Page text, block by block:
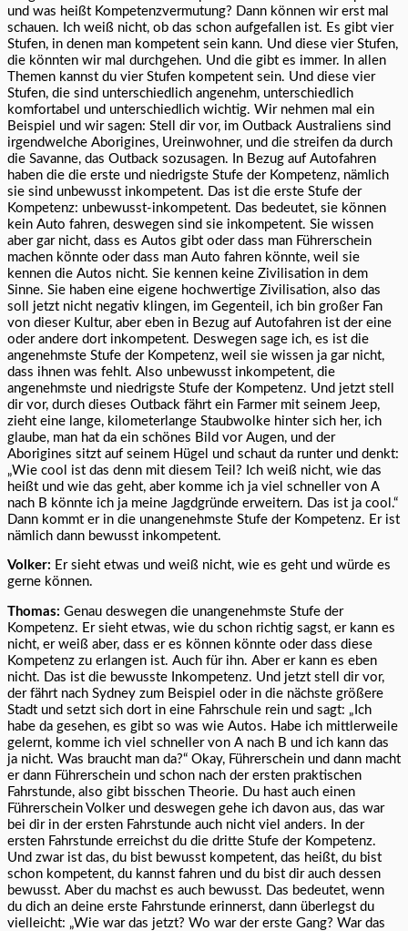
und was heißt Kompetenzvermutung? Dann können wir erst mal
schauen. Ich weiß nicht, ob das schon aufgefallen ist. Es gibt vier
Stufen, in denen man kompetent sein kann. Und diese vier Stufen,
die könnten wir mal durchgehen. Und die gibt es immer. In allen
Themen kannst du vier Stufen kompetent sein. Und diese vier
Stufen, die sind unterschiedlich angenehm, unterschiedlich
komfortabel und unterschiedlich wichtig. Wir nehmen mal ein
Beispiel und wir sagen: Stell dir vor, im Outback Australiens sind
irgendwelche Aborigines, Ureinwohner, und die streifen da durch
die Savanne, das Outback sozusagen. In Bezug auf Autofahren
haben die die erste und niedrigste Stufe der Kompetenz, nämlich
sie sind unbewusst inkompetent. Das ist die erste Stufe der
Kompetenz: unbewusst-inkompetent. Das bedeutet, sie können
kein Auto fahren, deswegen sind sie inkompetent. Sie wissen
aber gar nicht, dass es Autos gibt oder dass man Führerschein
machen könnte oder dass man Auto fahren könnte, weil sie
kennen die Autos nicht. Sie kennen keine Zivilisation in dem
Sinne. Sie haben eine eigene hochwertige Zivilisation, also das
soll jetzt nicht negativ klingen, im Gegenteil, ich bin großer Fan
von dieser Kultur, aber eben in Bezug auf Autofahren ist der eine
oder andere dort inkompetent. Deswegen sage ich, es ist die
angenehmste Stufe der Kompetenz, weil sie wissen ja gar nicht,
dass ihnen was fehlt. Also unbewusst inkompetent, die
angenehmste und niedrigste Stufe der Kompetenz. Und jetzt stell
dir vor, durch dieses Outback fährt ein Farmer mit seinem Jeep,
zieht eine lange, kilometerlange Staubwolke hinter sich her, ich
glaube, man hat da ein schönes Bild vor Augen, und der
Aborigines sitzt auf seinem Hügel und schaut da runter und denkt:
„Wie cool ist das denn mit diesem Teil? Ich weiß nicht, wie das
heißt und wie das geht, aber komme ich ja viel schneller von A
nach B könnte ich ja meine Jagdgründe erweitern. Das ist ja cool.“
Dann kommt er in die unangenehmste Stufe der Kompetenz. Er ist
nämlich dann bewusst inkompetent.
Volker: Er sieht etwas und weiß nicht, wie es geht und würde es
gerne können.
Thomas: Genau deswegen die unangenehmste Stufe der
Kompetenz. Er sieht etwas, wie du schon richtig sagst, er kann es
nicht, er weiß aber, dass er es können könnte oder dass diese
Kompetenz zu erlangen ist. Auch für ihn. Aber er kann es eben
nicht. Das ist die bewusste Inkompetenz. Und jetzt stell dir vor,
der fährt nach Sydney zum Beispiel oder in die nächste größere
Stadt und setzt sich dort in eine Fahrschule rein und sagt: „Ich
habe da gesehen, es gibt so was wie Autos. Habe ich mittlerweile
gelernt, komme ich viel schneller von A nach B und ich kann das
ja nicht. Was braucht man da?“ Okay, Führerschein und dann macht
er dann Führerschein und schon nach der ersten praktischen
Fahrstunde, also gibt bisschen Theorie. Du hast auch einen
Führerschein Volker und deswegen gehe ich davon aus, das war
bei dir in der ersten Fahrstunde auch nicht viel anders. In der
ersten Fahrstunde erreichst du die dritte Stufe der Kompetenz.
Und zwar ist das, du bist bewusst kompetent, das heißt, du bist
schon kompetent, du kannst fahren und du bist dir auch dessen
bewusst. Aber du machst es auch bewusst. Das bedeutet, wenn
du dich an deine erste Fahrstunde erinnerst, dann überlegst du
vielleicht: „Wie war das jetzt? Wo war der erste Gang? War das